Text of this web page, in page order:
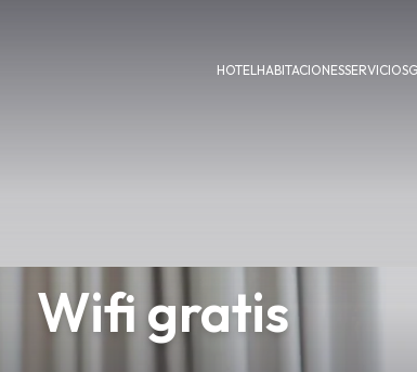
HOTELHABITACIONESSERVICIOS
Wifi gratis